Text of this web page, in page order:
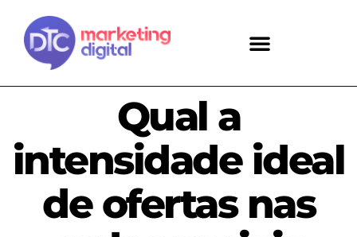
Qual a
intensidade ideal
de ofertas nas